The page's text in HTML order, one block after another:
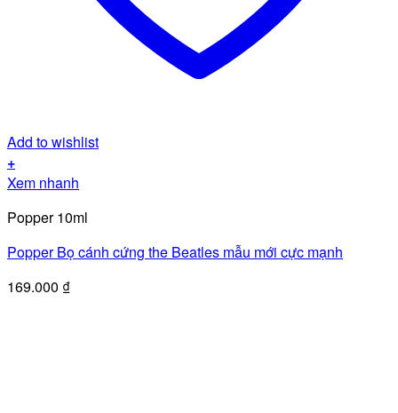
Add to wishlist
+
Xem nhanh
Popper 10ml
Popper Bọ cánh cứng the Beatles mẫu mới cực mạnh
169.000 ₫